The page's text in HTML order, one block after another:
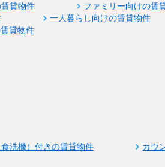
貸物件 ファミリー向けの賃
一人暮らし向けの賃貸物件
貸物件
洗機）付きの賃貸物件
カウ